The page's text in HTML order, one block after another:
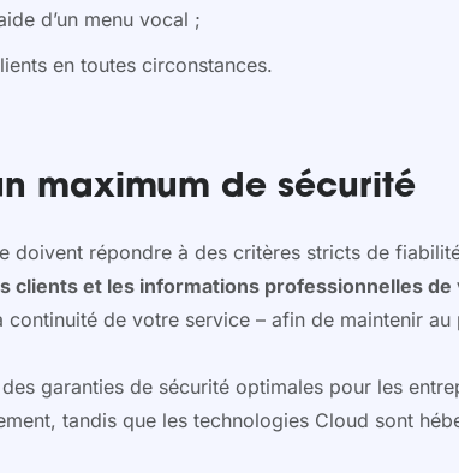
d’un menu vocal ;
en toutes circonstances.
maximum de sécurité
doivent répondre à des critères stricts de
clients et les informations professionnelles
continuité de votre service – afin de maintenir
garanties de sécurité optimales pour les
tandis que les technologies Cloud sont